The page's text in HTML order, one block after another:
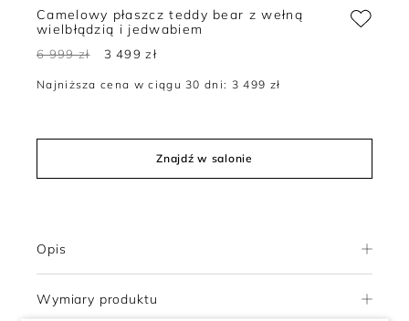
Camelowy płaszcz teddy bear z wełną
wielbłądzią i jedwabiem
6 999 zł 3 499 zł
Najniższa cena w ciągu 30 dni: 3 499 zł
Znajdź w salonie
Opis
Wymiary produktu